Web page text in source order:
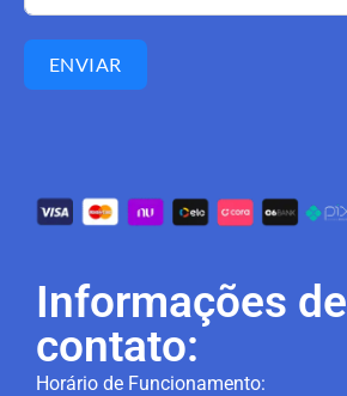
ENVIAR
Informações de
contato:
Horário de Funcionamento: